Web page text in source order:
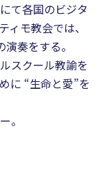
て各国のビジタ
ィモ教会では、
奏をする。
スクール教諭を
に “生命と愛”を
。